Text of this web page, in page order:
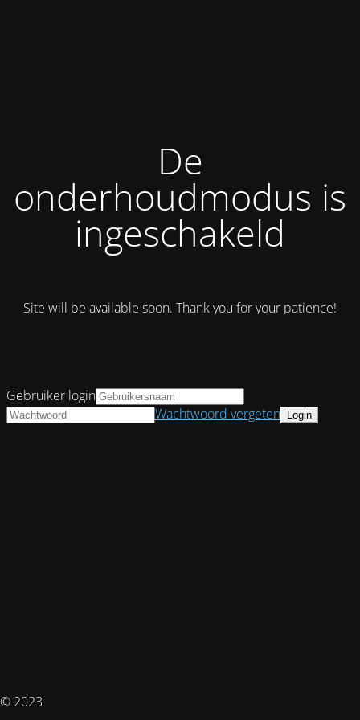
De
onderhoudmodus is
ingeschakeld
Site will be available soon. Thank you for your patience!
© 2023
Gebruiker login
Wachtwoord vergeten